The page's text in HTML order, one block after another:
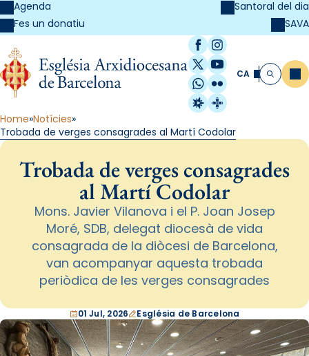
Agenda
Fes un donatiu
Santoral del dia
SAVA
Facebook
Instagram
X / Twitter
YouTube
WhatsApp
Flickr
Radio Estel
Catalunya
CA Cerca
Home Notícies
Trobada de verges consagrades al Martí Codolar
Trobada de verges consagrades
al Martí Codolar
Mons. Javier Vilanova i el P. Joan Josep
Moré, SDB, delegat diocesà de vida
consagrada de la diòcesi de Barcelona,
van acompanyar aquesta trobada
periòdica de les verges consagrades
01 Jul, 2026 Església de Barcelona